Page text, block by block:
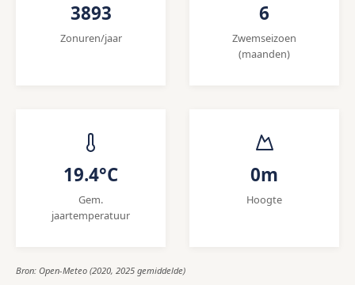
3893
Zonuren/jaar
6
Zwemseizoen
(maanden)
19.4°C
Gem.
jaartemperatuur
0m
Hoogte
Bron: Open-Meteo (2020, 2025 gemiddelde)